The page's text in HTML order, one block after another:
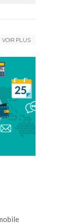
VOIR PLUS